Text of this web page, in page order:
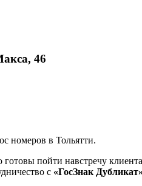
46
номеров в Тольятти.
пойти навстречу
с «ГосЗнак Дубликат»